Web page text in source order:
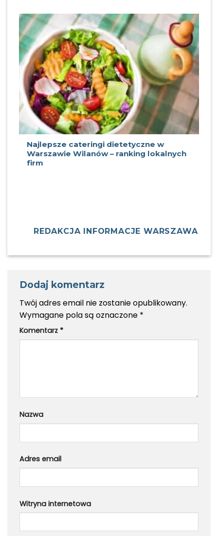
Najlepsze cateringi dietetyczne w
Warszawie Wilanów – ranking lokalnych
firm
REDAKCJA INFORMACJE WARSZAWA
Dodaj komentarz
Twój adres email nie zostanie opublikowany.
Wymagane pola są oznaczone *
Komentarz *
Nazwa
Adres email
Witryna internetowa